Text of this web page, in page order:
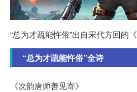
“总为才疏能忤俗”出自宋代方回的《
“总为才疏能忤俗”全诗
《次韵唐师善见寄》